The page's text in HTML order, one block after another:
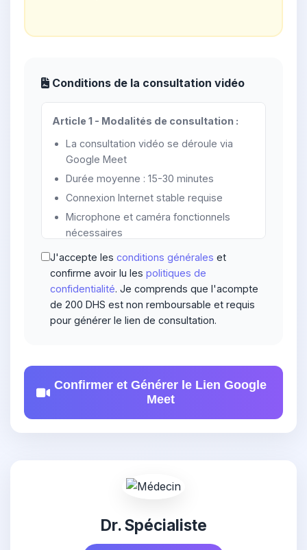
Conditions de la consultation vidéo
Article 1 - Modalités de consultation :
La consultation vidéo se déroule via
Google Meet
Durée moyenne : 15-30 minutes
Connexion Internet stable requise
Microphone et caméra fonctionnels
nécessaires
Article 2 - Paiement :
Acompte de 200 DHS non remboursable
Solde payable après consultation
Facture électronique fournie
Article 3 - Confidentialité :
Consultation sécurisée et confidentielle
Données médicales protégées selon la
Ne remplace pas les urgences vitales
J'accepte les conditions générales et
confirme avoir lu les politiques de
confidentialité. Je comprends que l'acompte
de 200 DHS est non remboursable et requis
pour générer le lien de consultation.
Confirmer et Générer le Lien Google
Meet
Dr. Spécialiste